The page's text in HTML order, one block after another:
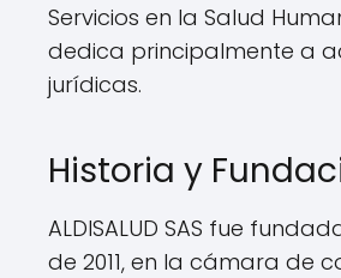
Servicios en la Salud
dedica principalmente a
jurídicas.
Historia y
ALDISALUD SAS fue
de 2011, en la cámara de